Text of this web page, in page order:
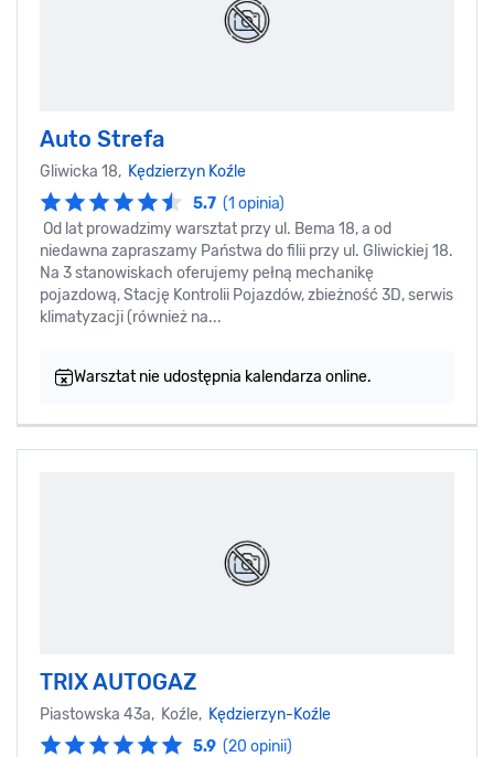
Auto Strefa
Gliwicka 18, Kędzierzyn Koźle
5.7 (1 opinia)
Od lat prowadzimy warsztat przy ul. Bema 18, a od
niedawna zapraszamy Państwa do filii przy ul. Gliwickiej 18.
Na 3 stanowiskach oferujemy pełną mechanikę
pojazdową, Stację Kontrolii Pojazdów, zbieżność 3D, serwis
klimatyzacji (również na...
Warsztat nie udostępnia kalendarza online.
TRIX AUTOGAZ
Piastowska 43a, Koźle, Kędzierzyn-Koźle
5.9 (20 opinii)